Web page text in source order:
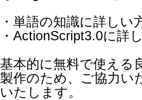
・単語の知識に詳しい
・ActionScript3.0に詳
基本的に無料で使える
製作のため、ご協力い
いたします。